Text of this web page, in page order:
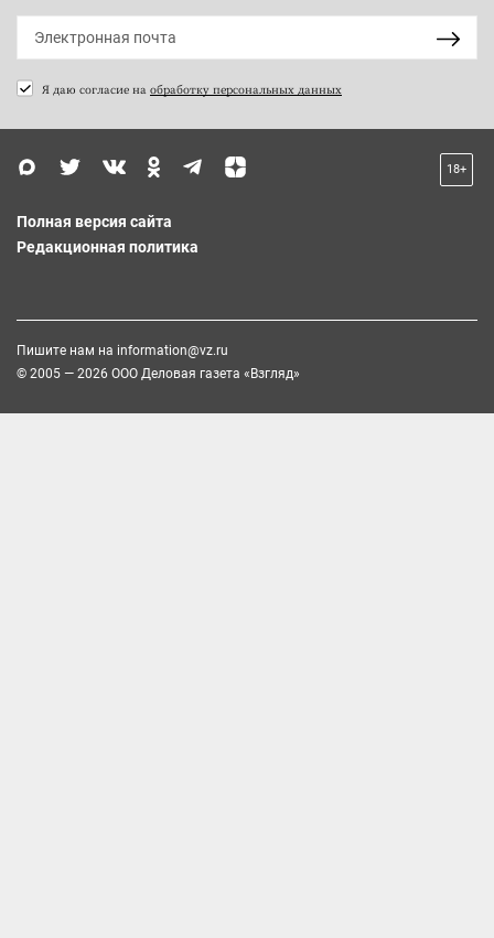
Я даю согласие на обработку персональных данных
18+
Полная версия сайта
Редакционная политика
Пишите нам на information@vz.ru
© 2005 — 2026 ООО Деловая газета «Взгляд»